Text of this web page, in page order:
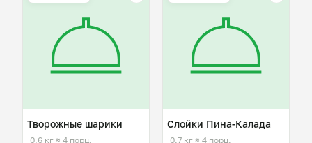
Творожные шарики
0,6 кг ≈ 4 порц.
Слойки Пина-Калада
0,7 кг ≈ 4 порц.